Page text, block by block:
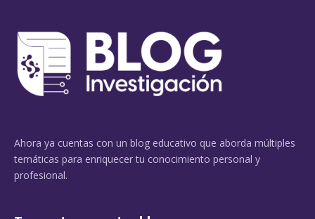
Ahora ya cuentas con un blog educativo que aborda múltiples
temáticas para enriquecer tu conocimiento personal y
profesional.